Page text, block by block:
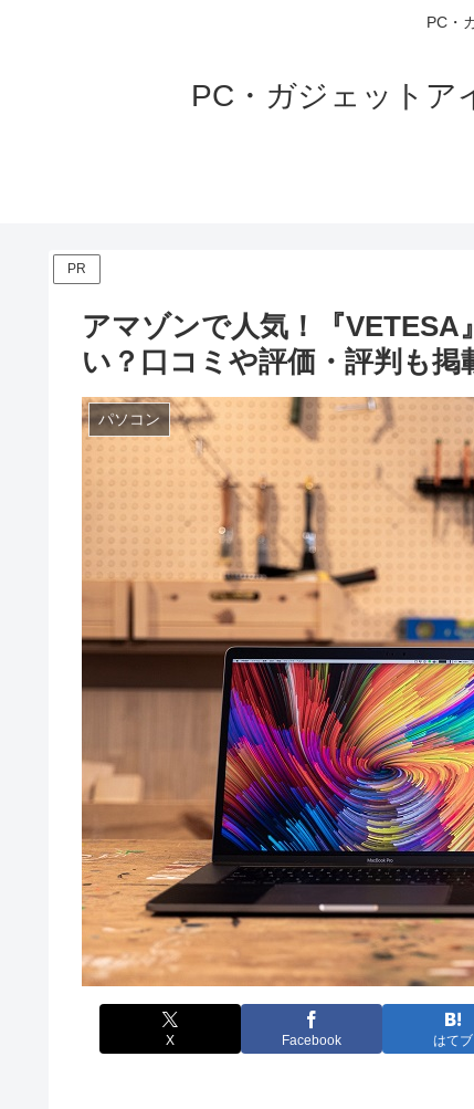
PC・
PC・ガジェットア
PR
アマゾンで人気！『
い？口コミや評価・評判も掲
パソコン
X Facebook はてブ